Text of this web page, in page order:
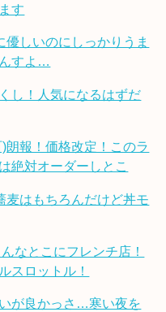
す
優しいのにしっかりうま
すよ…
し！人気になるはずだ
朗報！価格改定！このラ
絶対オーダーしとこ
麦はもちろんだけど丼モ
なとこにフレンチ店！
スロットル！
が良かっさ…寒い夜を